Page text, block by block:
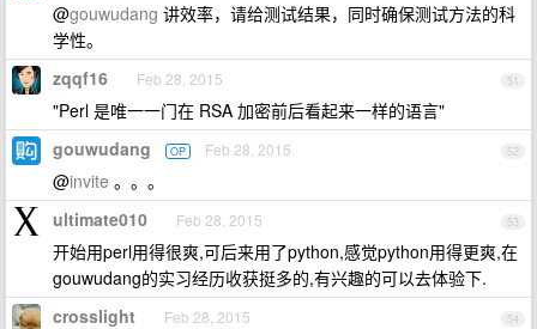
@gouwudang 讲效率，请给测试结果，同时确保测试方法的科
学性。
51
zqqf16 Feb 28, 2015
"Perl 是唯一一门在 RSA 加密前后看起来一样的语言"
52
gouwudang OP Feb 28, 2015
@invite 。。。
53
ultimate010 Feb 28, 2015
开始用perl用得很爽,可后来用了python,感觉python用得更爽,在
gouwudang的实习经历收获挺多的,有兴趣的可以去体验下.
54
crosslight Feb 28, 2015